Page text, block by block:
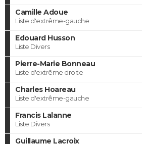
Camille Adoue
Liste d'extrême-gauche
Edouard Husson
Liste Divers
Pierre-Marie Bonneau
Liste d'extrême droite
Charles Hoareau
Liste d'extrême-gauche
Francis Lalanne
Liste Divers
Guillaume Lacroix